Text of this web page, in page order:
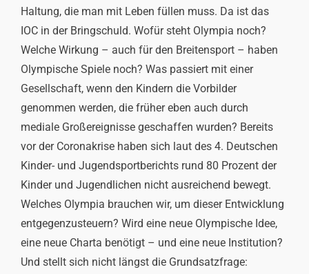
Haltung, die man mit Leben füllen muss. Da ist das
IOC in der Bringschuld. Wofür steht Olympia noch?
Welche Wirkung – auch für den Breitensport – haben
Olympische Spiele noch? Was passiert mit einer
Gesellschaft, wenn den Kindern die Vorbilder
genommen werden, die früher eben auch durch
mediale Großereignisse geschaffen wurden? Bereits
vor der Coronakrise haben sich laut des 4. Deutschen
Kinder- und Jugendsportberichts rund 80 Prozent der
Kinder und Jugendlichen nicht ausreichend bewegt.
Welches Olympia brauchen wir, um dieser Entwicklung
entgegenzusteuern? Wird eine neue Olympische Idee,
eine neue Charta benötigt – und eine neue Institution?
Und stellt sich nicht längst die Grundsatzfrage: